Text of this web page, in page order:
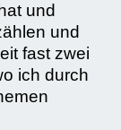
und
und
fast zwei
ich durch